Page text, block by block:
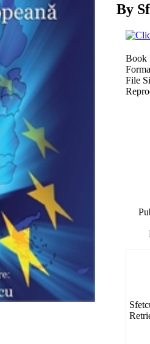
By
Book
File